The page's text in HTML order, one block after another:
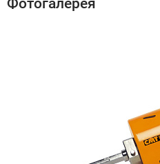
Фотогалерея